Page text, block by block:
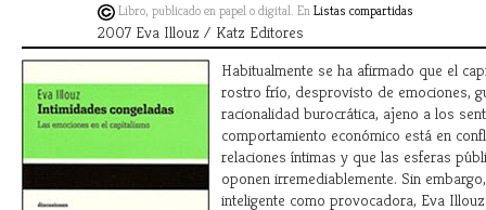
Libro, publicado en papel o digital. EnListas compartidas
2007 Eva Illouz / Katz Editores
Habitualmente se ha afirmado que el
rostro frío, desprovisto de emociones,
racionalidad burocrática, ajeno a los
comportamiento económico está en
relaciones íntimas y que las esferas
oponen irremediablemente. Sin
inteligente como provocadora, Eva